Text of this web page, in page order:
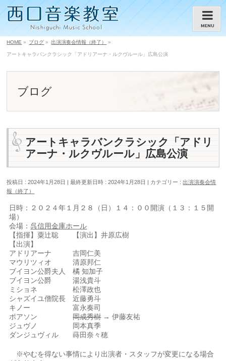
MENU
HOME » ブログ » 出演演奏会情報（終了） »
アートキャラバンクラシック「アドリアーナ・ルクヴルール」広島公演
ブログ
アートキャラバンクラシック「アドリ
アーナ・ルクヴルール」広島公演
投稿日 : 2024年1月28日 最終更新日時 : 2024年1月28日 カテゴリー :出演演奏会情
報（終了）
日時：２０２４年１月２８（日）１４：００開演（１３：１５開
場）
会場：呉信用金庫ホール
【指揮】粟辻聡 【演出】井原広樹
【出演】
アドリアーナ 吉岡仁美
マウリツィオ 清原邦仁
ブイヨン公爵夫人 橘 知加子
ブイヨン公爵 湯浅貴斗
ミショネ 松澤政也
シャズイユ僧院長 近藤勇斗
キノー 富永奏司
ポアソン岡成秀樹→ 伊藤友祐
ジュヴノ 岡本真季
ダンジュヴィル 蒔田奈々穂
​ ※やむを得ない事情により出演者・スタッフが変更になる場合